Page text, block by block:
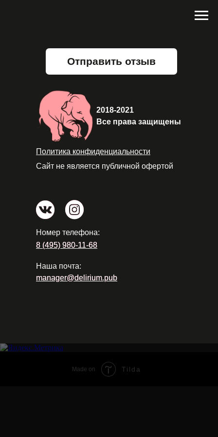
Политика конфиденциальности
Номер телефона:
8 (495) 980-11-68
Наша почта:
manager@delirium.pub
Отправить отзыв
8 (495) 980-11-68
manager@delirium.pub
2018-2021
Все права защищены
Сайт не является публичной офертой
Made on Tilda